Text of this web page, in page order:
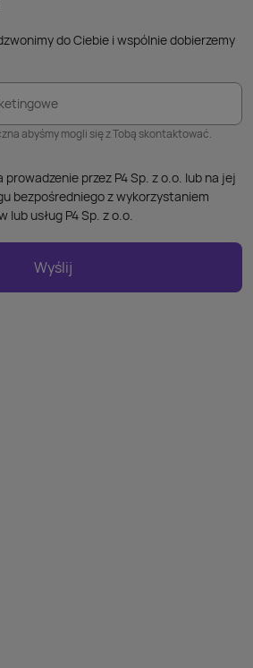
do Ciebie i wspólnie dobierzemy
abyśmy mogli się z Tobą skontaktować.
przez P4 Sp. z o.o. lub na jej
bezpośredniego z wykorzystaniem
usług P4 Sp. z o.o.
Wyślij